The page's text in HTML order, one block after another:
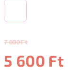
7 000 Ft
5 600 Ft